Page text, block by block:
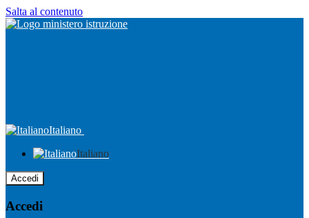
Salta al contenuto
Italiano
Italiano
Accedi
Accedi